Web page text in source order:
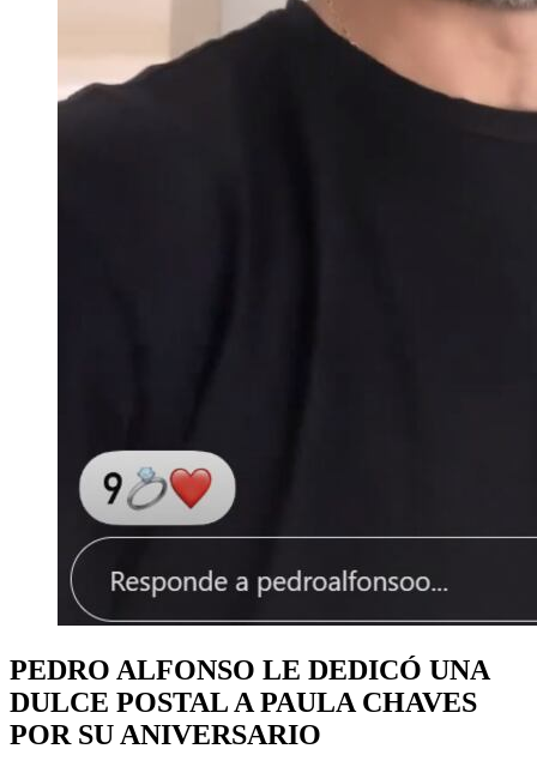
PEDRO ALFONSO LE DEDICÓ UNA
DULCE POSTAL A PAULA CHAVES
POR SU ANIVERSARIO